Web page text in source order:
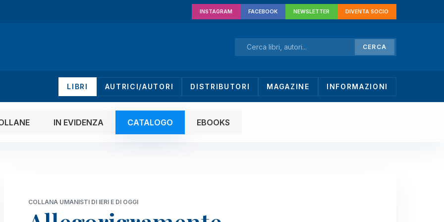
INSTAGRAM FACEBOOK NEWSLETTER DIVENTA SOCIO
CERCA
LIBRI AUTRICI/AUTORI DISTRIBUTORI MAGAZINE INFORMAZIONI
IN EVIDENZA CATALOGO EBOOKS
COLLANA UMANISTI DI IERI E DI OGGI